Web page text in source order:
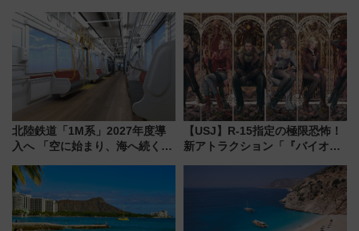
ー！ 注目の編成やデザインまと
由と交通アクセス術、ライブ会
場に何を求める？
北陸鉄道「1M系」2027年度導
入へ 「空に始まり、海へ続く」
神秘的なデザイン
【USJ】R-15指定の極限恐怖！
新アトラクション「『バイオハ
ブ」今秋登場 ―予測不能の恐
怖に泣き叫べ―